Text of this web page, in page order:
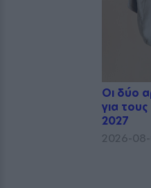
Οι δύο
για
2027
2026-08-